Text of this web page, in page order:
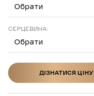
Обрати
СЕРЦЕВИНА:
Обрати
ДІЗНАТИСЯ ЦІНУ